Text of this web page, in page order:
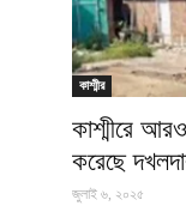
কাশ্মীর
কাশ্মীরে
করেছে
জুলাই ৬, ২০২৫